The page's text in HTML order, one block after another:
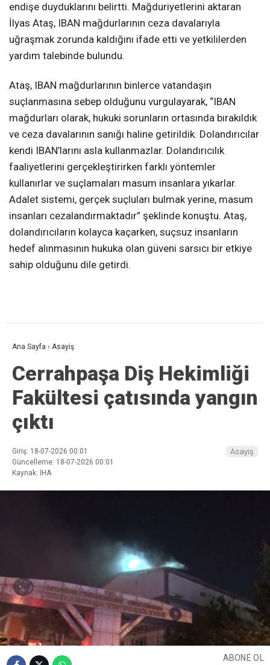
endişe duyduklarını belirtti. Mağduriyetlerini aktaran
İlyas Ataş, IBAN mağdurlarının ceza davalarıyla
uğraşmak zorunda kaldığını ifade etti ve yetkililerden
yardım talebinde bulundu.
Ataş, IBAN mağdurlarının binlerce vatandaşın
suçlanmasına sebep olduğunu vurgulayarak, “IBAN
mağdurları olarak, hukuki sorunların ortasında bırakıldık
ve ceza davalarının sanığı haline getirildik. Dolandırıcılar
kendi IBAN’larını asla kullanmazlar. Dolandırıcılık
faaliyetlerini gerçekleştirirken farklı yöntemler
kullanırlar ve suçlamaları masum insanlara yıkarlar.
Adalet sistemi, gerçek suçluları bulmak yerine, masum
insanları cezalandırmaktadır” şeklinde konuştu. Ataş,
dolandırıcıların kolayca kaçarken, suçsuz insanların
hedef alınmasının hukuka olan güveni sarsıcı bir etkiye
sahip olduğunu dile getirdi.
Ana Sayfa › Asayiş
Cerrahpaşa Diş Hekimliği
Fakültesi çatısında yangın
çıktı
Giriş: 18-07-2026 00:01
Güncelleme: 18-07-2026 00:01
Kaynak: İHA
Asayiş
ABONE OL